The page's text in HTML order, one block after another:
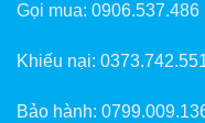
Gọi mua: 0906.537.486
Khiếu nại:
Bảo hành: